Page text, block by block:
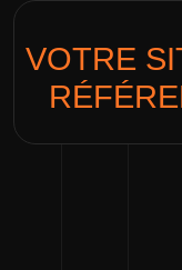
VOTRE